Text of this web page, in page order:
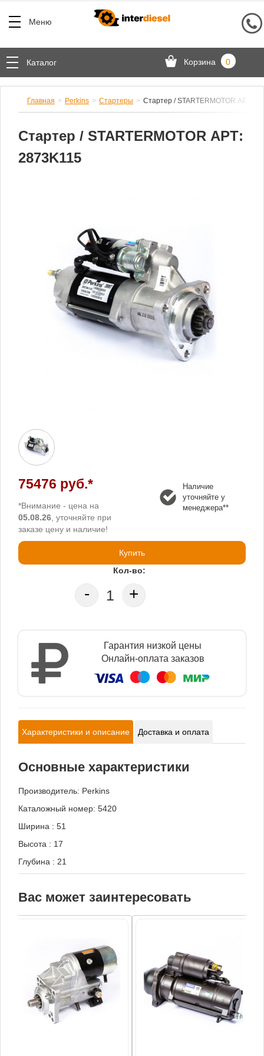
Меню
Каталог Корзина 0
Главная Perkins Стартеры Стартер / STARTERMOTOR АРТ:
Стартер / STARTERMOTOR АРТ:
2873K115
75476 руб.*
*Внимание - цена на
05.08.26 , уточняйте при
заказе цену и наличие!
Наличие
уточняйте у
менеджера**
Купить
Кол-во:
- +
Гарантия низкой цены
Онлайн-оплата заказов
Характеристики и описание Доставка и оплата
Основные характеристики
Производитель: Perkins
Каталожный номер: 5420
Ширина : 51
Высота : 17
Глубина : 21
Вас может заинтересовать